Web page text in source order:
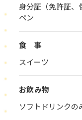
身分証（免許証、
ペン
食 事
スイーツ
お飲み物
ソフトドリンクの